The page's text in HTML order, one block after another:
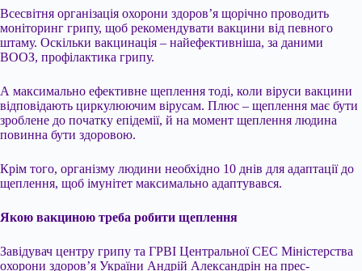
Всесвітня організація охорони здоров’я щорічно проводить
моніторинг грипу, щоб рекомендувати вакцини від певного
штаму. Оскільки вакцинація – найефективніша, за даними
ВООЗ, профілактика грипу.
А максимально ефективне щеплення тоді, коли віруси вакцини
відповідають циркулюючим вірусам. Плюс – щеплення має бути
зроблене до початку епідемії, й на момент щеплення людина
повинна бути здоровою.
Крім того, організму людини необхідно 10 днів для адаптації до
щеплення, щоб імунітет максимально адаптувався.
Якою вакциною треба робити щеплення
Завідувач центру грипу та ГРВІ Центральної СЕС Міністерства
охорони здоров’я України Андрій Александрін на прес-